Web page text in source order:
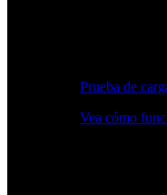
Prueba de
Vea cómo